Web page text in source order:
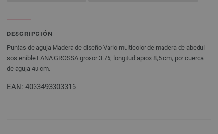
DESCRIPCIÓN
Puntas de aguja Madera de diseño Vario multicolor de madera de abedul
sostenible LANA GROSSA grosor 3.75; longitud aprox 8,5 cm, por cuerda
de aguja 40 cm.
EAN: 4033493303316